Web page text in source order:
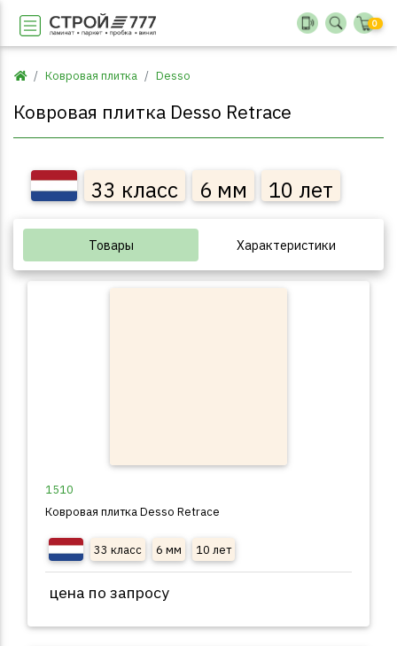
0
Ковровая плитка Desso
Ковровая плитка Desso Retrace
33 класс 6 мм 10 лет
Товары Характеристики
1510
Ковровая плитка Desso Retrace
33 класс 6 мм 10 лет
цена по запросу